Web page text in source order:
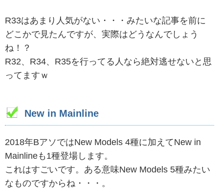
R33はあまり人気がない・・・みたいな記事を前に
どこかで見たんですが、実際はどうなんでしょう
ね！？
R32、R34、R35を行ってる人なら絶対逃せないと思
ってますｗ
New in Mainline
2018年BアソではNew Models 4種に加えてNew in
Mainlineも1種登場します。
これはすごいです。ある意味New Models 5種みたい
なものですからね・・・。